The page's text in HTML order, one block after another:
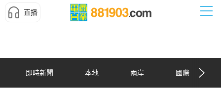
直播
即時新聞 本地 兩岸 國際